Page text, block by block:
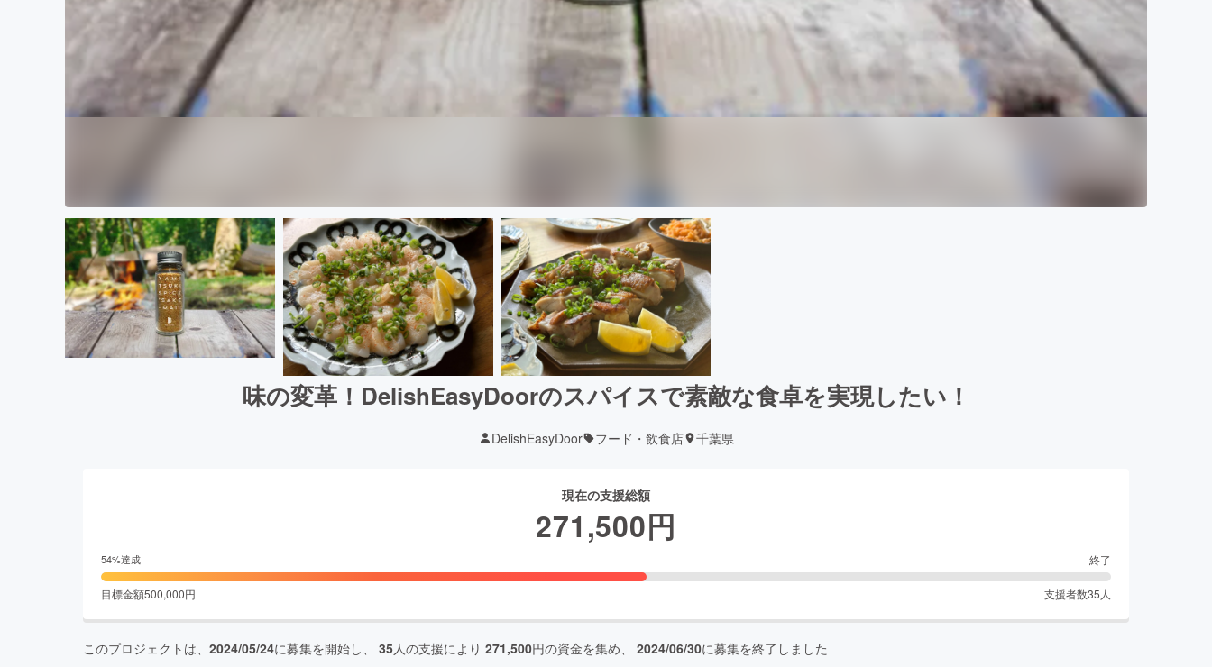
味の変革！DelishEasyDoorのスパイスで素敵な食卓を実現したい！
DelishEasyDoor フード・飲食店 千葉県
現在の支援総額
271,500円
54%達成 終了
目標金額500,000円 支援者数35 人
このプロジェクトは、 2024/05/24に募集を開始し、 35人の支援により 271,500円の資金を集め、 2024/06/30に募集を終了しました